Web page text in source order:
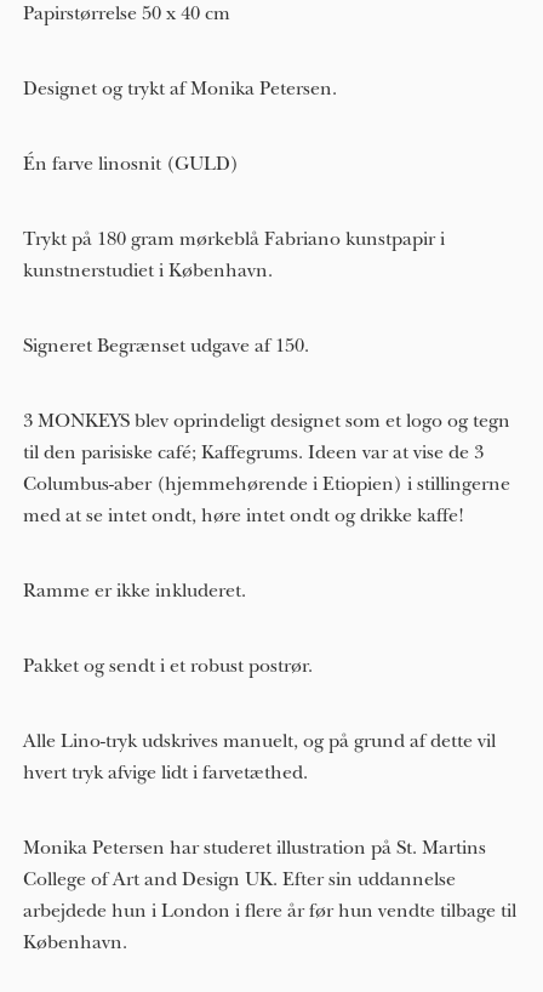
Papirstørrelse 50 x 40 cm
Designet og trykt af Monika Petersen.
Én farve linosnit (GULD)
Trykt på 180 gram mørkeblå Fabriano kunstpapir i
kunstnerstudiet i København.
Signeret Begrænset udgave af 150.
3 MONKEYS blev oprindeligt designet som et logo og tegn
til den parisiske café; Kaffegrums. Ideen var at vise de 3
Columbus-aber (hjemmehørende i Etiopien) i stillingerne
med at se intet ondt, høre intet ondt og drikke kaffe!
Ramme er ikke inkluderet.
Pakket og sendt i et robust postrør.
Alle Lino-tryk udskrives manuelt, og på grund af dette vil
hvert tryk afvige lidt i farvetæthed.
Monika Petersen har studeret illustration på St. Martins
College of Art and Design UK. Efter sin uddannelse
arbejdede hun i London i flere år før hun vendte tilbage til
København.